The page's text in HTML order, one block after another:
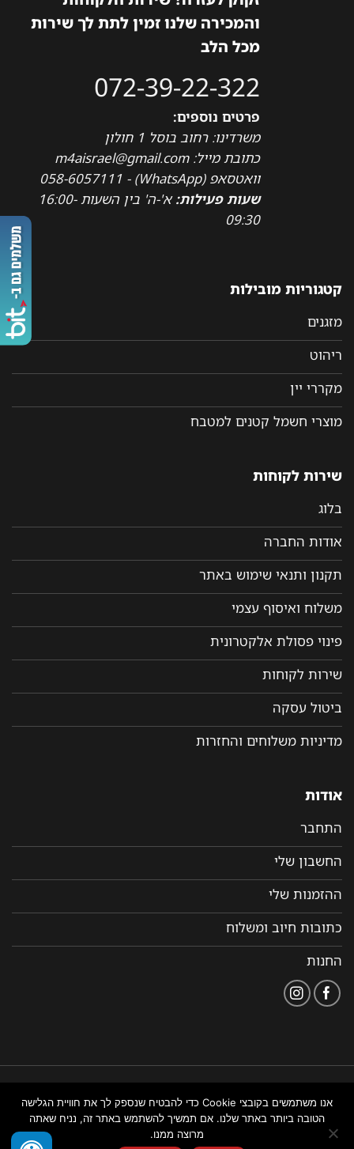
והמכירה שלנו זמין לתת לך שירות
מכל הלב
072-39-22-322
פרטים נוספים:
משרדינו: רחוב בוסל 1 חולון
כתובת מייל: m4aisrael@gmail.com
וואטסאפ (WhatsApp) - 058-6057111
שעות פעילות:
א'-ה' בין השעות 16:00-
09:30
קטגוריות מובילות
מזגנים
ריהוט
מקררי יין
מוצרי חשמל קטנים למטבח
שירות לקוחות
בלוג
אודות החברה
תקנון ותנאי שימוש באתר
משלוח ואיסוף עצמי
פינוי פסולת אלקטרונית
שירות לקוחות
ביטול עסקה
מדיניות משלוחים והחזרות
אודות
התחבר
החשבון שלי
ההזמנות שלי
כתובות חיוב ומשלוח
החנות
נגישות
באתר
ניהול אתרים
אנו משתמשים בקובצי Cookie כדי להבטיח שנספק לך את חוויית הגלישה
הטובה ביותר באתר שלנו. אם תמשיך להשתמש באתר זה, נניח שאתה
מרוצה ממנו.
צור איתנו קשר